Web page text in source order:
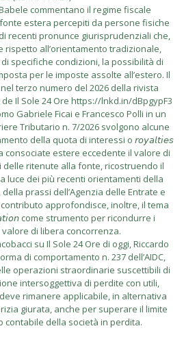
commentano il regime fiscale
estera percepiti da persone fisiche
recenti pronunce giurisprudenziali che,
rispetto all’orientamento tradizionale,
specifiche condizioni, la possibilità di
per le imposte assolte all’estero. Il
terzo numero del 2026 della rivista
Il Sole 24 Ore https://lnkd.in/dBpgypF3
Gabriele Ficai e Francesco Polli in un
Tributario n. 7/2026 svolgono alcune
della quota di interessi o 𝘳𝘰𝘺𝘢𝘭𝘵𝘪𝘦𝘴
consociate estere eccedente il valore di
ritenute alla fonte, ricostruendo il
luce dei più recenti orientamenti della
prassi dell’Agenzia delle Entrate e
contributo approfondisce, inoltre, il tema
come strumento per ricondurre i
di libera concorrenza.
su Il Sole 24 Ore di oggi, Riccardo
di comportamento n. 237 dell’AIDC,
operazioni straordinarie suscettibili di
intersoggettiva di perdite con utili,
rimanere applicabile, in alternativa
giurata, anche per superare il limite
contabile della società in perdita.